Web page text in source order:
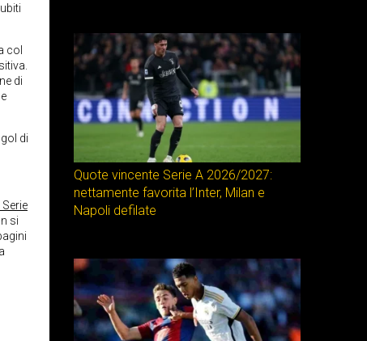
col
di
di
si
Quote vincente Serie A 2026/2027:
nettamente favorita l’Inter, Milan e
Napoli defilate